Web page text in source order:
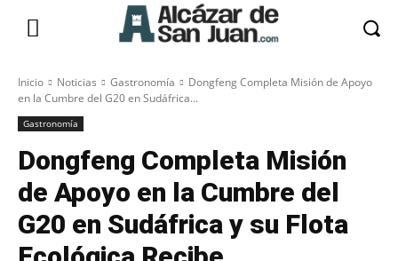
Inicio Noticias Gastronomía
Dongfeng Completa Misión de Apoyo
en la Cumbre del G20 en Sudáfrica...
Gastronomía
Dongfeng Completa Misión
de Apoyo en la Cumbre del
G20 en Sudáfrica y su Flota